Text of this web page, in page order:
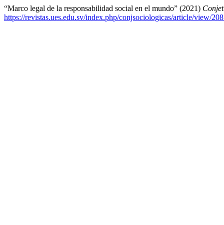
“Marco legal de la responsabilidad social en el mundo” (2021)
https://revistas.ues.edu.sv/index.php/conjsociologicas/article/view/